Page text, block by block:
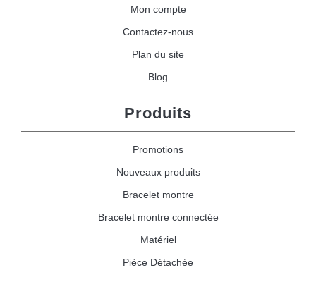
Mon compte
Contactez-nous
Plan du site
Blog
Produits
Promotions
Nouveaux produits
Bracelet montre
Bracelet montre connectée
Matériel
Pièce Détachée